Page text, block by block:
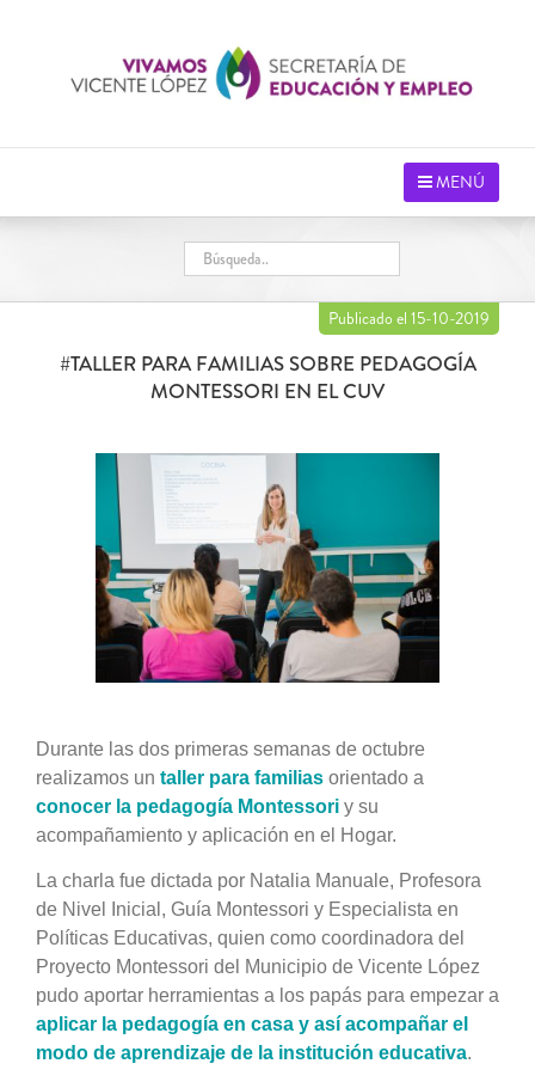
MENÚ
Publicado el 15-10-2019
#TALLER PARA FAMILIAS SOBRE PEDAGOGÍA
MONTESSORI EN EL CUV
Durante las dos primeras semanas de octubre
realizamos un taller para familias orientado a
conocer la pedagogía Montessori y su
acompañamiento y aplicación en el Hogar.
La charla fue dictada por Natalia Manuale, Profesora
de Nivel Inicial, Guía Montessori y Especialista en
Políticas Educativas, quien como coordinadora del
Proyecto Montessori del Municipio de Vicente López
pudo aportar herramientas a los papás para empezar a
aplicar la pedagogía en casa y así acompañar el
modo de aprendizaje de la institución educativa.